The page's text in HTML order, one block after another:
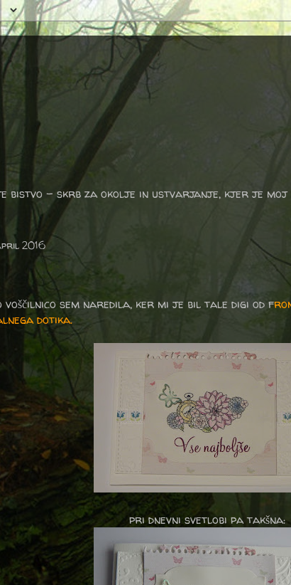
bistvo - skrb za okolje in ustvarjanje, kjer je
2016
voščilnico sem naredila, ker mi je bil tale digi od f
dotika.
pri dnevni svetlobi pa takšna: